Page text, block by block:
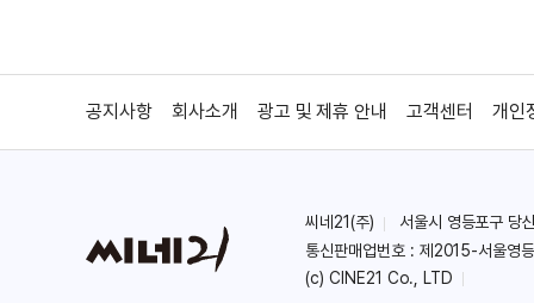
공지사항 회사소개 광고 및 제휴 안내 고객센터 개인
씨네21(주)
서울시 영등포구 당
통신판매업번호 : 제2015-서울영
(c) CINE21 Co., LTD